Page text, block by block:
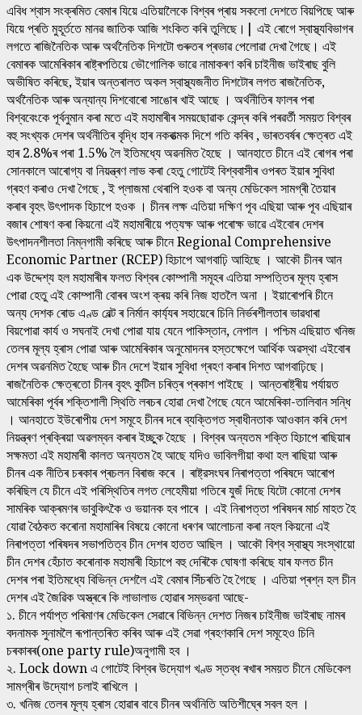
এবিধ শ্বাস সংক্ৰমিত বেমাৰ যিয়ে এতিয়ালৈকে বিশ্বৰ প্ৰায় সকলো দেশতে বিয়পিছে আৰু
যিয়ে প্ৰতি মুহূৰ্ততে মানৱ জাতিক আজি শংকিত কৰি তুলিছে।| এই ৰোগে স্বাস্থ্যবিভাগৰ
লগতে ৰাজিনৈতিক আৰু অৰ্থনৈতিক দিশটো গুৰুতৰ প্ৰভাৱ পেলোৱা দেখা গৈছে। এই
বেমাৰক আমেৰিকাৰ ৰাষ্ট্ৰপতিয়ে ভৌগোলিক ভাৱে নামাকৰণ কৰি চাইনীজ ভাইৰাছ বুলি
অভীষিত কৰিছে, ইয়াৰ অন্তৰালত অকল স্বাস্থ্যজনীত দিশটোৰ লগত ৰাজনৈতিক,
অৰ্থনৈতিক আৰু অন্যান্য দিশবোৰো সাঙোৰ খাই আছে । অৰ্থনীতিৰ ফালৰ পৰা
বিশ্ববেংকে পূৰ্বনুমান কৰা মতে এই মহামাৰীৰ সময়ছোৱাক কেন্দ্ৰ কৰি পৰৱৰ্তী সময়ত বিশ্বৰ
বহু সংখ্যক দেশৰ অৰ্থনীতিৰ বৃদ্ধি হাৰ নকৰাত্মক দিশে গতি কৰিব , ভাৰতবৰ্ষৰ ক্ষেত্ৰত এই
হাৰ 2.8%ৰ পৰা 1.5% লৈ ইতিমধ্যে অৱনমিত হৈছে । আনহাতে চীনে এই ৰোগৰ পৰা
সোনকালে আৰোগ্য বা নিয়ন্ত্ৰণ লাভ কৰা হেতু গোটেই বিশ্ববাসীৰ ওপৰত ইয়াৰ সুবিধা
গ্ৰহণ কৰাও দেখা গৈছে , ই প্লাজমা থেৰাপি হওক বা অন্য মেডিকেল সামগ্ৰী তৈয়াৰ
কৰাৰ বৃহৎ উৎপাদক হিচাপে হওক । চীনৰ লক্ষ এতিয়া দক্ষিণ পূব এছিয়া আৰু পূব এছিয়াৰ
বজাৰ শোষণ কৰা কিয়নো এই মহামাৰীয়ে পত্যক্ষ আৰু পৰোক্ষ ভাৱে এইবোৰ দেশৰ
উৎপাদনশীলতা নিম্নগামী কৰিছে আৰু চীনে Regional Comprehensive
Economic Partner (RCEP) হিচাপে আগবাঢ়ি আহিছে । আকৌ চীনৰ আন
এক উদ্দেশ্য হল মহামাৰীৰ ফলত বিশ্বৰ কোম্পানী সমূহৰ এতিয়া সম্পত্তিৰ মূল্য হ্ৰাস
পোৱা হেতু এই কোম্পানী বোৰৰ অংশ ক্ৰয় কৰি নিজ হাতলৈ অনা । ইয়াৰোপৰি চীনে
অন্য দেশক ৰোড এণ্ড বেল্ট ৰ নিৰ্মান কাৰ্য্যৰ সহায়েৰে চিনি নির্ভৰশীলতাৰ ভাৱধাৰা
বিয়পোৱা কাৰ্য ও সঘনাই দেখা পোৱা যায় যেনে পাকিস্তান, নেপাল । পশ্চিম এছিয়াত খনিজ
তেলৰ মূল্য হ্ৰাস পোৱা আৰু আমেৰিকাৰ অনুমোদনৰ হস্তক্ষেপে আৰ্থিক অৱস্থা এইবোৰ
দেশৰ অৱনমিত হৈছে আৰু চীন দেশে ইয়াৰ সুবিধা গ্ৰহণ কৰাৰ দিশত আগবাঢ়িছে।
ৰাজনৈতিক ক্ষেত্ৰতো চীনৰ বৃহৎ কুটিল চৰিত্ৰ প্ৰকাশ পাইছে । আন্তৰাষ্ট্ৰীয় পৰ্যায়ত
আমেৰিকা পূৰ্বৰ শক্তিশালী স্থিতি লৰচৰ হোৱা দেখা গৈছে যেনে আমেৰিকা-তালিবান সন্ধি
। আনহাতে ইউৰোপীয় দেশ সমূহে চীনৰ দৰে ব্যক্তিগত স্বাধীনতাক আওকান কৰি দেশ
নিয়ন্ত্ৰণ প্ৰক্ৰিয়া অৱলম্বন কৰাৰ ইচ্ছুক হৈছে । বিশ্বৰ অন্যতম শক্তি হিচাপে ৰাছিয়াৰ
সক্ষমতা এই মহামাৰী কালত অন্যতম হৈ আছে যদিও ভাবিলগীয়া কথা হল ৰাছিয়া আৰু
চীনৰ এক নীতিৰ চৰকাৰ প্ৰচলন বিৰাজ কৰে । ৰাষ্ট্রসংঘৰ নিৰাপত্তা পৰিষদে আৰোপ
কৰিছিল যে চীনে এই পৰিস্থিতিৰ লগত লেহেমীয়া গতিৰে যুজঁ দিছে যিটো কোনো দেশৰ
সামৰিক আক্ৰমণৰ ভাবুকিৎকৈ ও ভয়ানক হব পাৰে । এই নিৰাপত্তা পৰিষদৰ মাৰ্চ মাহত হৈ
যোৱা বৈঠকত কৰোনা মহামাৰিৰ বিষয়ে কোনো ধৰণৰ আলোচনা কৰা নহল কিয়নো এই
নিৰাপত্তা পৰিষদৰ সভাপতিত্ব চীন দেশৰ হাতত আছিল । আকৌ বিশ্ব স্বাস্থ্য সংস্থায়ো
চীন দেশৰ হেঁচাত কৰোনাক মহামাৰী হিচাপে বহু দেৰিকৈ ঘোষণা কৰিছে যাৰ ফলত চীন
দেশৰ পৰা ইতিমধ্যে বিভিন্ন দেশলৈ এই বেমাৰ সিঁচৰতি হৈ গৈছে । এতিয়া প্ৰশ্ন হল চীন
দেশৰ এই জৈৱিক অস্ত্ৰৰে কি লাভালাভ হোৱাৰ সম্ভৱনা আছে-
১. চীনে পৰ্যাপ্ত পৰিমাণৰ মেডিকেল সেৱাৰে বিভিন্ন দেশত নিজৰ চাইনীজ ভাইৰাছ নামৰ
বদনামক সুনামলৈ ৰূপান্তৰিত কৰিব আৰু এই সেৱা গ্ৰহণকাৰি দেশ সমূহেও চিনি
চৰকাৰৰ(one party rule)অনুগামী হব ।
২. Lock down এ গোটেই বিশ্বৰ উদ্যোগ খণ্ড স্তব্ধ ৰখাৰ সময়ত চীনে মেডিকেল
সামগ্ৰীৰ উদ্যোগ চলাই ৰাখিলে ।
৩. খনিজ তেলৰ মূল্য হ্ৰাস হোৱাৰ বাবে চীনৰ অৰ্থনিতি অতিশীঘ্ৰে সবল হল ।